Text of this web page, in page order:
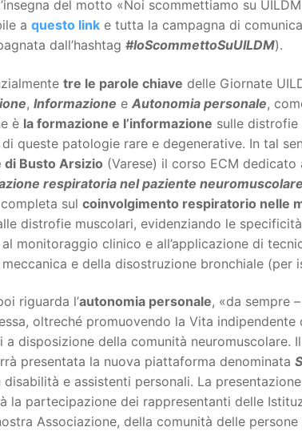
del motto «Noi scommettiamo su
a questo link e tutta la campagna di
dall’hashtag #IoScommettoSuUILDM).
tre le parole chiave delle Giornate
, Informazione e Autonomia personale,
è la formazione e l’informazione sulle distrofie
queste patologie rare e degenerative. In tal
di Busto Arsizio (Varese) il corso ECM
respiratoria nel paziente
sul coinvolgimento respiratorio nelle
distrofie muscolari, evidenziando le
monitoraggio clinico e all’applicazione di
e della disostruzione bronchiale (per
riguarda l’autonomia personale, «da sempre
oltreché promuovendo la Vita
a disposizione della comunità neuromuscolare. Il
presentata la nuova piattaforma denominata
disabilità e assistenti personali. La
la partecipazione dei rappresentanti delle
Associazione, della comunità delle